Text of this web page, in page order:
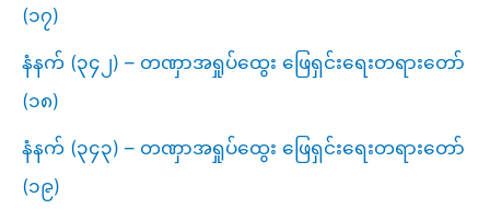
(၁၇)
နံနက် (၃၄၂) – တဏှာအရှုပ်ထွေး ဖြေရှင်းရေးတရားတော်
(၁၈)
နံနက် (၃၄၃) – တဏှာအရှုပ်ထွေး ဖြေရှင်းရေးတရားတော်
(၁၉)